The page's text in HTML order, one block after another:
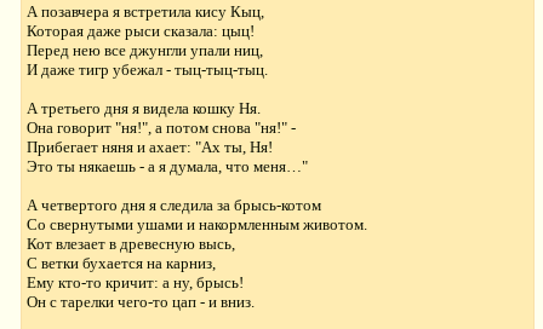
А позавчера я встретила кису Кыц,
Которая даже рыси сказала: цыц!
Перед нею все джунгли упали ниц,
И даже тигр убежал - тыц-тыц-тыц.
А третьего дня я видела кошку Ня.
Она говорит "ня!", а потом снова "ня!" -
Прибегает няня и ахает: "Ах ты, Ня!
Это ты някаешь - а я думала, что меня…"
А четвертого дня я следила за брысь-котом
Со свернутыми ушами и накормленным животом.
Кот влезает в древесную высь,
С ветки бухается на карниз,
Ему кто-то кричит: а ну, брысь!
Он с тарелки чего-то цап - и вниз.